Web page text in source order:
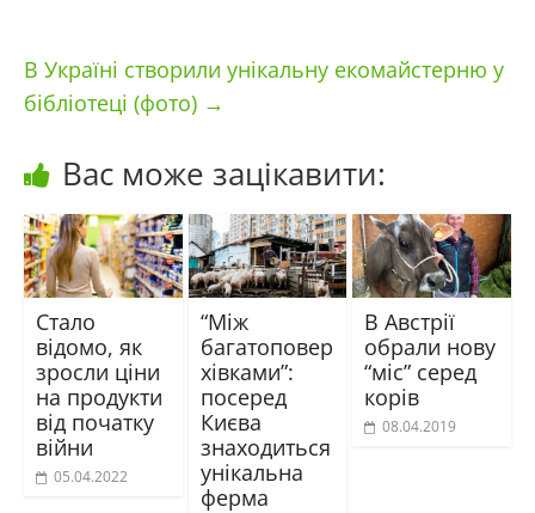
В Україні створили унікальну екомайстерню у
бібліотеці (фото) →
Вас може зацікавити:
Стало
відомо, як
зросли ціни
на продукти
від початку
війни
05.04.2022
“Між
багатоповер
хівками”:
посеред
Києва
знаходиться
унікальна
ферма
В Австрії
обрали нову
“міс” серед
корів
08.04.2019